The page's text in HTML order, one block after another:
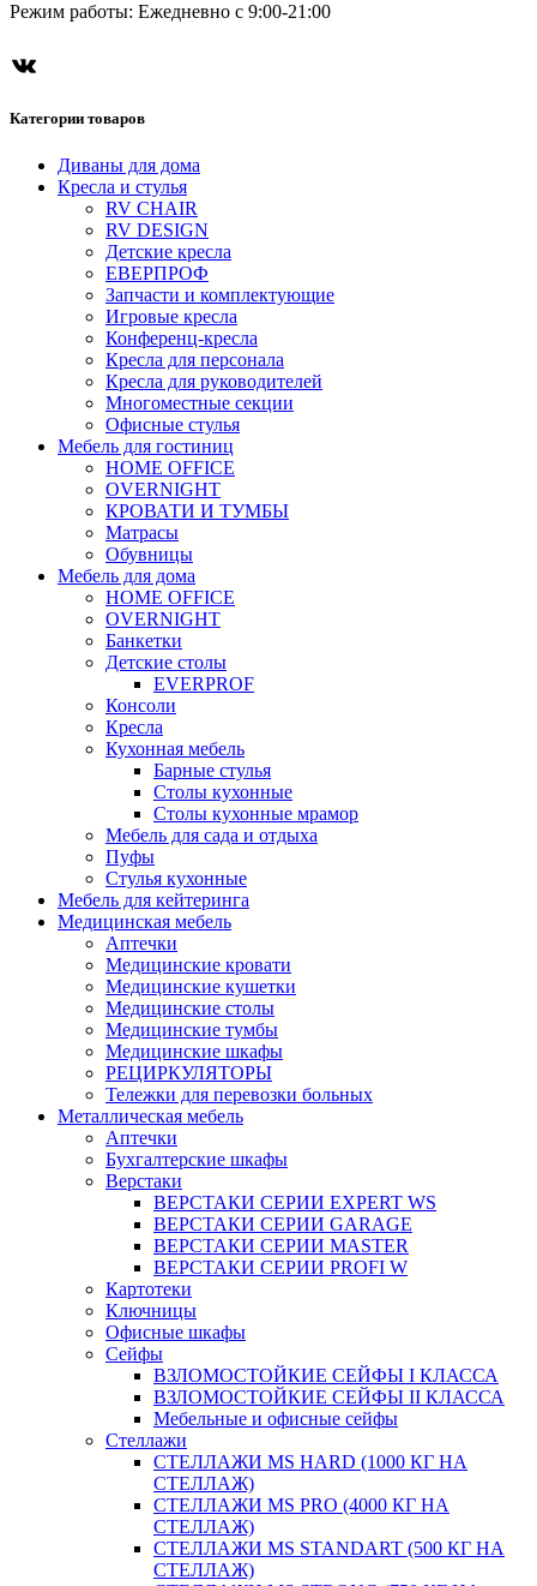
Режим работы: Ежедневно с 9:00-21:00
Категории товаров
Диваны для дома
Кресла и стулья
RV CHAIR
RV DESIGN
Детские кресла
ЕВЕРПРОФ
Запчасти и комплектующие
Игровые кресла
Конференц-кресла
Кресла для персонала
Кресла для руководителей
Многоместные секции
Офисные стулья
Мебель для гостиниц
HOME OFFICE
OVERNIGHT
КРОВАТИ И ТУМБЫ
Матрасы
Обувницы
Мебель для дома
HOME OFFICE
OVERNIGHT
Банкетки
Детские столы
EVERPROF
Консоли
Кресла
Кухонная мебель
Барные стулья
Столы кухонные
Столы кухонные мрамор
Мебель для сада и отдыха
Пуфы
Стулья кухонные
Мебель для кейтеринга
Медицинская мебель
Аптечки
Медицинские кровати
Медицинские кушетки
Медицинские столы
Медицинские тумбы
Медицинские шкафы
РЕЦИРКУЛЯТОРЫ
Тележки для перевозки больных
Металлическая мебель
Аптечки
Бухгалтерские шкафы
Верстаки
ВЕРСТАКИ СЕРИИ EXPERT WS
ВЕРСТАКИ СЕРИИ GARAGE
ВЕРСТАКИ СЕРИИ MASTER
ВЕРСТАКИ СЕРИИ PROFI W
Картотеки
Ключницы
Офисные шкафы
Сейфы
ВЗЛОМОСТОЙКИЕ СЕЙФЫ I КЛАССА
ВЗЛОМОСТОЙКИЕ СЕЙФЫ II КЛАССА
Мебельные и офисные сейфы
Стеллажи
СТЕЛЛАЖИ MS HARD (1000 КГ НА
СТЕЛЛАЖ)
СТЕЛЛАЖИ MS PRO (4000 КГ НА
СТЕЛЛАЖ)
СТЕЛЛАЖИ MS STANDART (500 КГ НА
СТЕЛЛАЖ)